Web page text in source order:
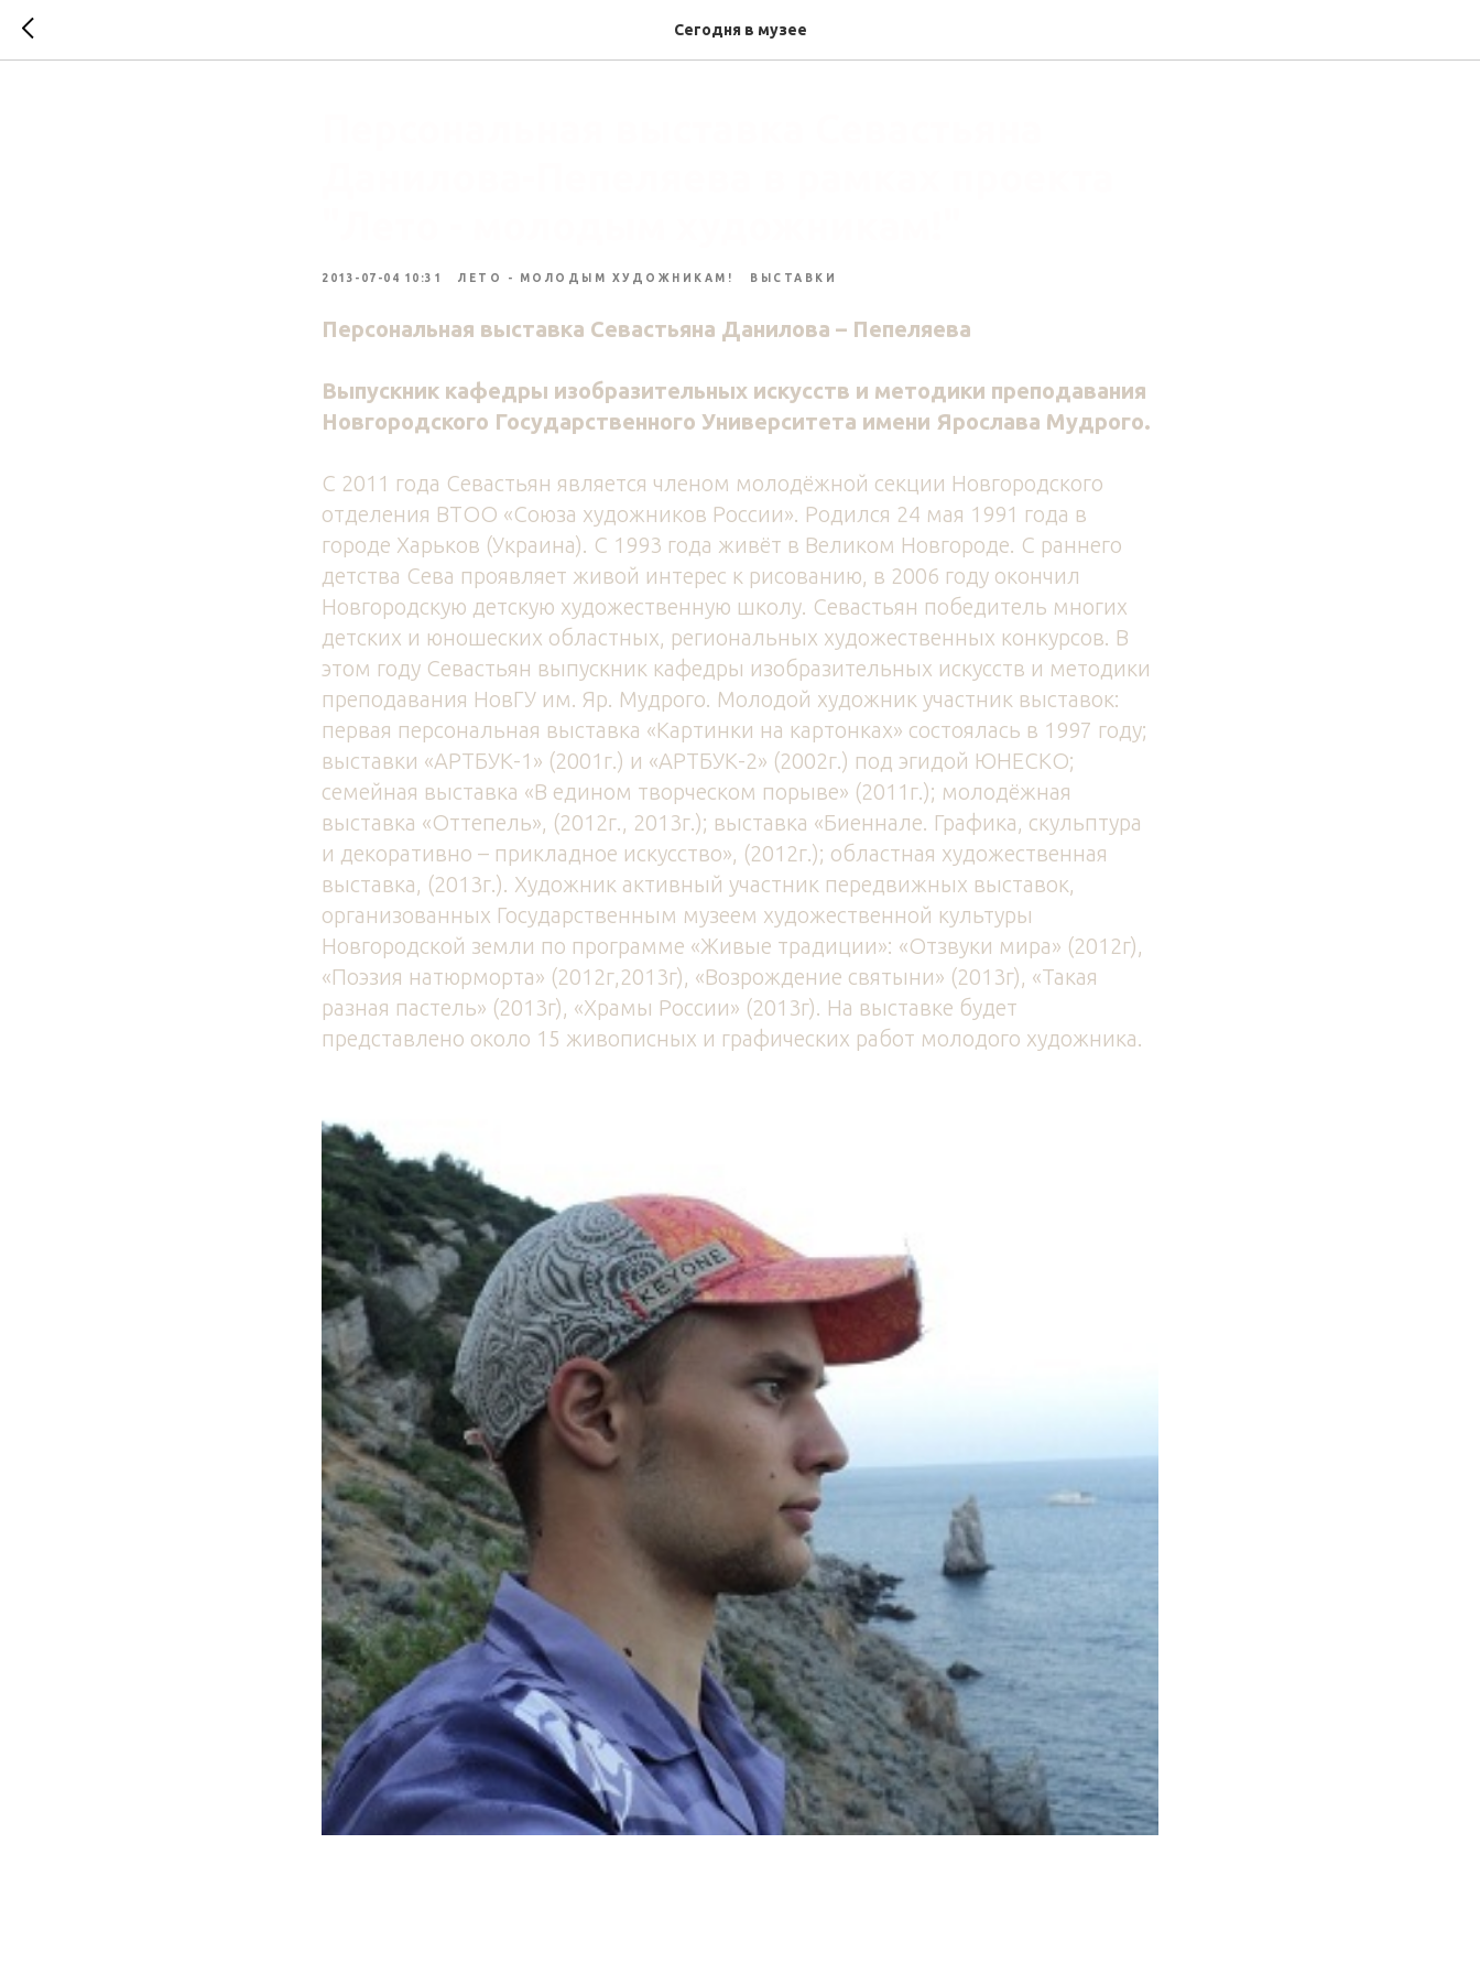
Сегодня в музее
2013-07-04 10:31 ЛЕТО - МОЛОДЫМ ХУДОЖНИКАМ! ВЫСТАВКИ
Персональная выставка Севастьяна Данилова – Пепеляева
Выпускник кафедры изобразительных искусств и методики преподавания
Новгородского Государственного Университета имени Ярослава Мудрого.
С 2011 года Севастьян является членом молодёжной секции Новгородского
отделения ВТОО «Союза художников России». Родился 24 мая 1991 года в
городе Харьков (Украина). С 1993 года живёт в Великом Новгороде. С раннего
детства Сева проявляет живой интерес к рисованию, в 2006 году окончил
Новгородскую детскую художественную школу. Севастьян победитель многих
детских и юношеских областных, региональных художественных конкурсов. В
этом году Севастьян выпускник кафедры изобразительных искусств и методики
преподавания НовГУ им. Яр. Мудрого. Молодой художник участник выставок:
первая персональная выставка «Картинки на картонках» состоялась в 1997 году;
выставки «АРТБУК-1» (2001г.) и «АРТБУК-2» (2002г.) под эгидой ЮНЕСКО;
семейная выставка «В едином творческом порыве» (2011г.); молодёжная
выставка «Оттепель», (2012г., 2013г.); выставка «Биеннале. Графика, скульптура
и декоративно – прикладное искусство», (2012г.); областная художественная
выставка, (2013г.). Художник активный участник передвижных выставок,
организованных Государственным музеем художественной культуры
Новгородской земли по программе «Живые традиции»: «Отзвуки мира» (2012г),
«Поэзия натюрморта» (2012г,2013г), «Возрождение святыни» (2013г), «Такая
разная пастель» (2013г), «Храмы России» (2013г). На выставке будет
представлено около 15 живописных и графических работ молодого художника.